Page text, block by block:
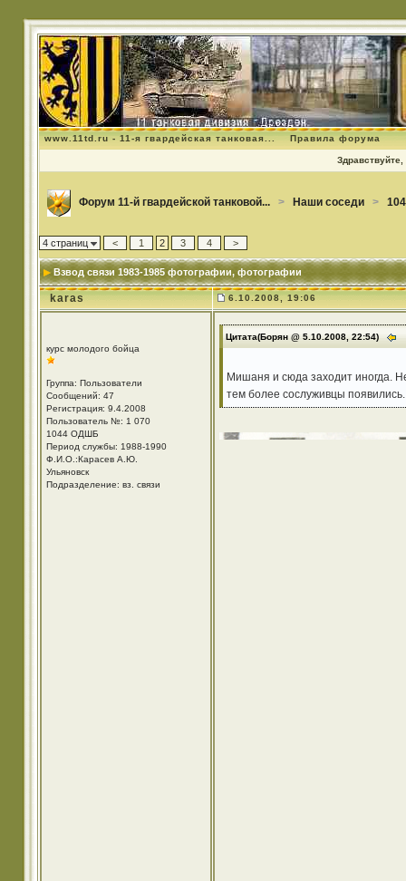
www.11td.ru - 11-я гвардейская танковая... Правила форума
Здравствуйте,
Форум 11-й гвардейской танковой... > Наши соседи >
4 страниц < 1 2 3 4 >
Взвод связи 1983-1985 фотографии, фотографии
karas 6.10.2008, 19:06
курс молодого бойца
Группа: Пользователи
Сообщений: 47
Регистрация: 9.4.2008
Пользователь №: 1 070
1044 ОДШБ
Период службы: 1988-1990
Ф.И.О.:Карасев А.Ю.
Ульяновск
Подразделение: вз. связи
Цитата(Борян @ 5.10.2008, 22:54)
Мишаня и сюда заходит иногда.
тем более сослуживцы появились.